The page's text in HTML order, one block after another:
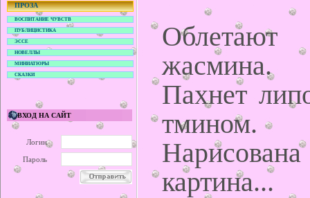
ПРОЗА
ВОСПИТАНИЕ ЧУВСТВ
ПУБЛИЦИСТИКА
ЭССЕ
НОВЕЛЛЫ
МИНИАТЮРЫ
СКАЗКИ
ВХОД НА САЙТ
Логин
Пароль
жасмина.
Пахнет
тмином.
картина...